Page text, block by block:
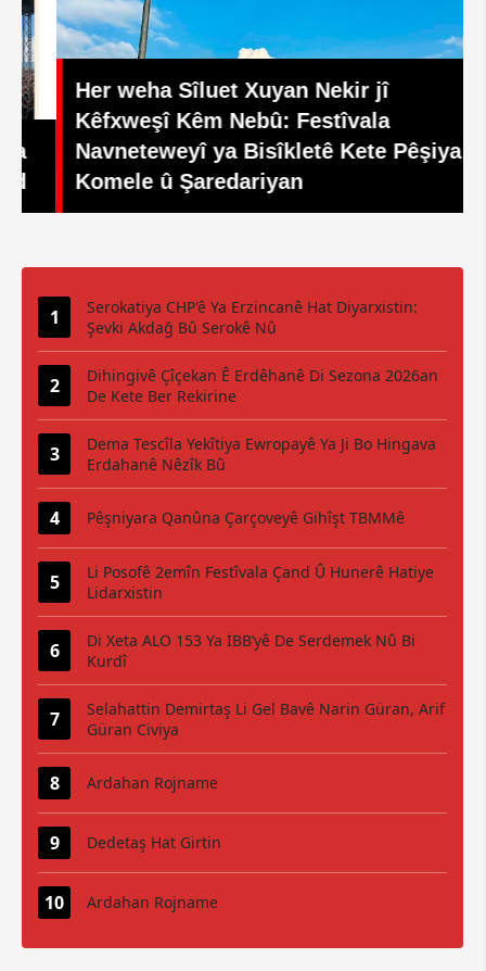
Her weha Sîluet Xuyan Nekir jî
Kêfxweşî Kêm Nebû: Festîvala
Navneteweyî ya Bisîkletê Kete Pêşiya
Komele û Şaredariyan
Serokatiya CHP'ê Ya Erzincanê Hat Diyarxistin:
Şevki Akdağ Bû Serokê Nû
Dihingivê Çîçekan Ê Erdêhanê Di Sezona 2026an
De Kete Ber Rekirine
Dema Tescîla Yekîtiya Ewropayê Ya Ji Bo Hingava
Erdahanê Nêzîk Bû
Pêşniyara Qanûna Çarçoveyê Gihîşt TBMMê
Li Posofê 2emîn Festîvala Çand Û Hunerê Hatiye
Lidarxistin
Di Xeta ALO 153 Ya İBB’yê De Serdemek Nû Bi
Kurdî
Selahattin Demirtaş Li Gel Bavê Narin Güran, Arif
Güran Civiya
Ardahan Rojname
Dedetaş Hat Girtin
Ardahan Rojname